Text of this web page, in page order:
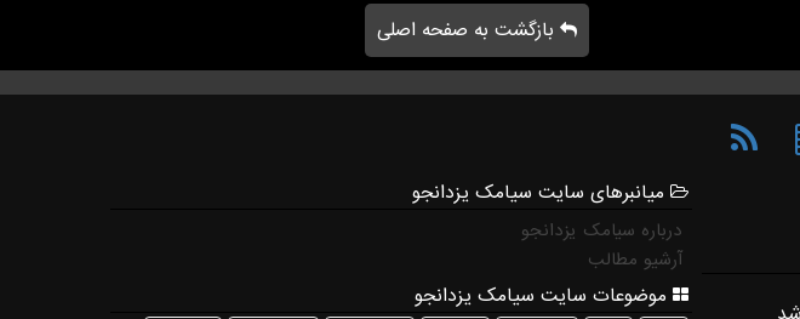
بازگشت به صفحه اصلی
میانبرهای سایت سیامک یزدانجو
درباره سیامک یزدانجو
آرشیو مطالب
موضوعات سایت سیامک یزدانجو